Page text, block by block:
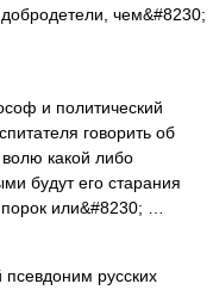
чем&#8230;
и политический
говорить об
какой либо
будут его старания
или&#8230; …
русских